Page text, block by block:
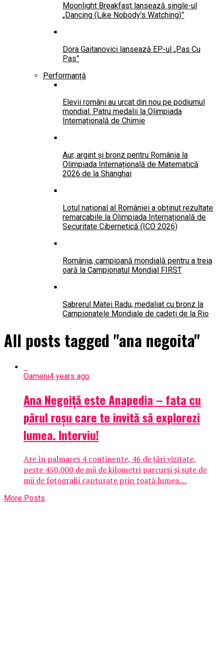
Moonlight Breakfast lansează single-ul
„Dancing (Like Nobody’s Watching)”
Dora Gaitanovici lansează EP-ul „Pas Cu
Pas”
Performanță
Elevii români au urcat din nou pe podiumul
mondial. Patru medalii la Olimpiada
Internațională de Chimie
Aur, argint și bronz pentru România la
Olimpiada Internațională de Matematică
2026 de la Shanghai
Lotul național al României a obținut rezultate
remarcabile la Olimpiada Internațională de
Securitate Cibernetică (ICO 2026)
România, campioană mondială pentru a treia
oară la Campionatul Mondial FIRST
Sabrerul Matei Radu, medaliat cu bronz la
Campionatele Mondiale de cadeți de la Rio
All posts tagged "ana negoita"
Oameni4 years ago
Ana Negoiță este Anapedia – fata cu
părul roșu care te invită să explorezi
lumea. Interviu!
Are în palmares 4 continente, 46 de țări vizitate,
peste 450.000 de mii de kilometri parcurși și sute de
mii de fotografii capturate prin toată lumea....
More Posts